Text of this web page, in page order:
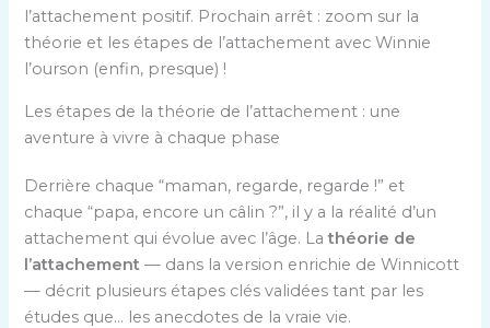
l’attachement positif. Prochain arrêt : zoom sur la
théorie et les étapes de l’attachement avec Winnie
l’ourson (enfin, presque) !
Les étapes de la théorie de l’attachement : une
aventure à vivre à chaque phase
Derrière chaque “maman, regarde, regarde !” et
chaque “papa, encore un câlin ?”, il y a la réalité d’un
attachement qui évolue avec l’âge. Lathéorie de
l’attachement — dans la version enrichie de Winnicott
— décrit plusieurs étapes clés validées tant par les
études que… les anecdotes de la vraie vie.